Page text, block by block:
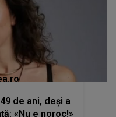
de ani, deși a
«Nu e noroc!»